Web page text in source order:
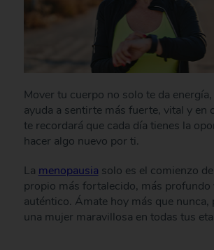
Mover tu cuerpo no solo te da
ayuda a sentirte más fuerte, vital y en
te recordará que cada día tienes la
hacer algo nuevo por ti.
La menopausia solo es el comienzo
propio más fortalecido, más profundo
auténtico. Ámate hoy más que nunca,
una mujer maravillosa en todas tus